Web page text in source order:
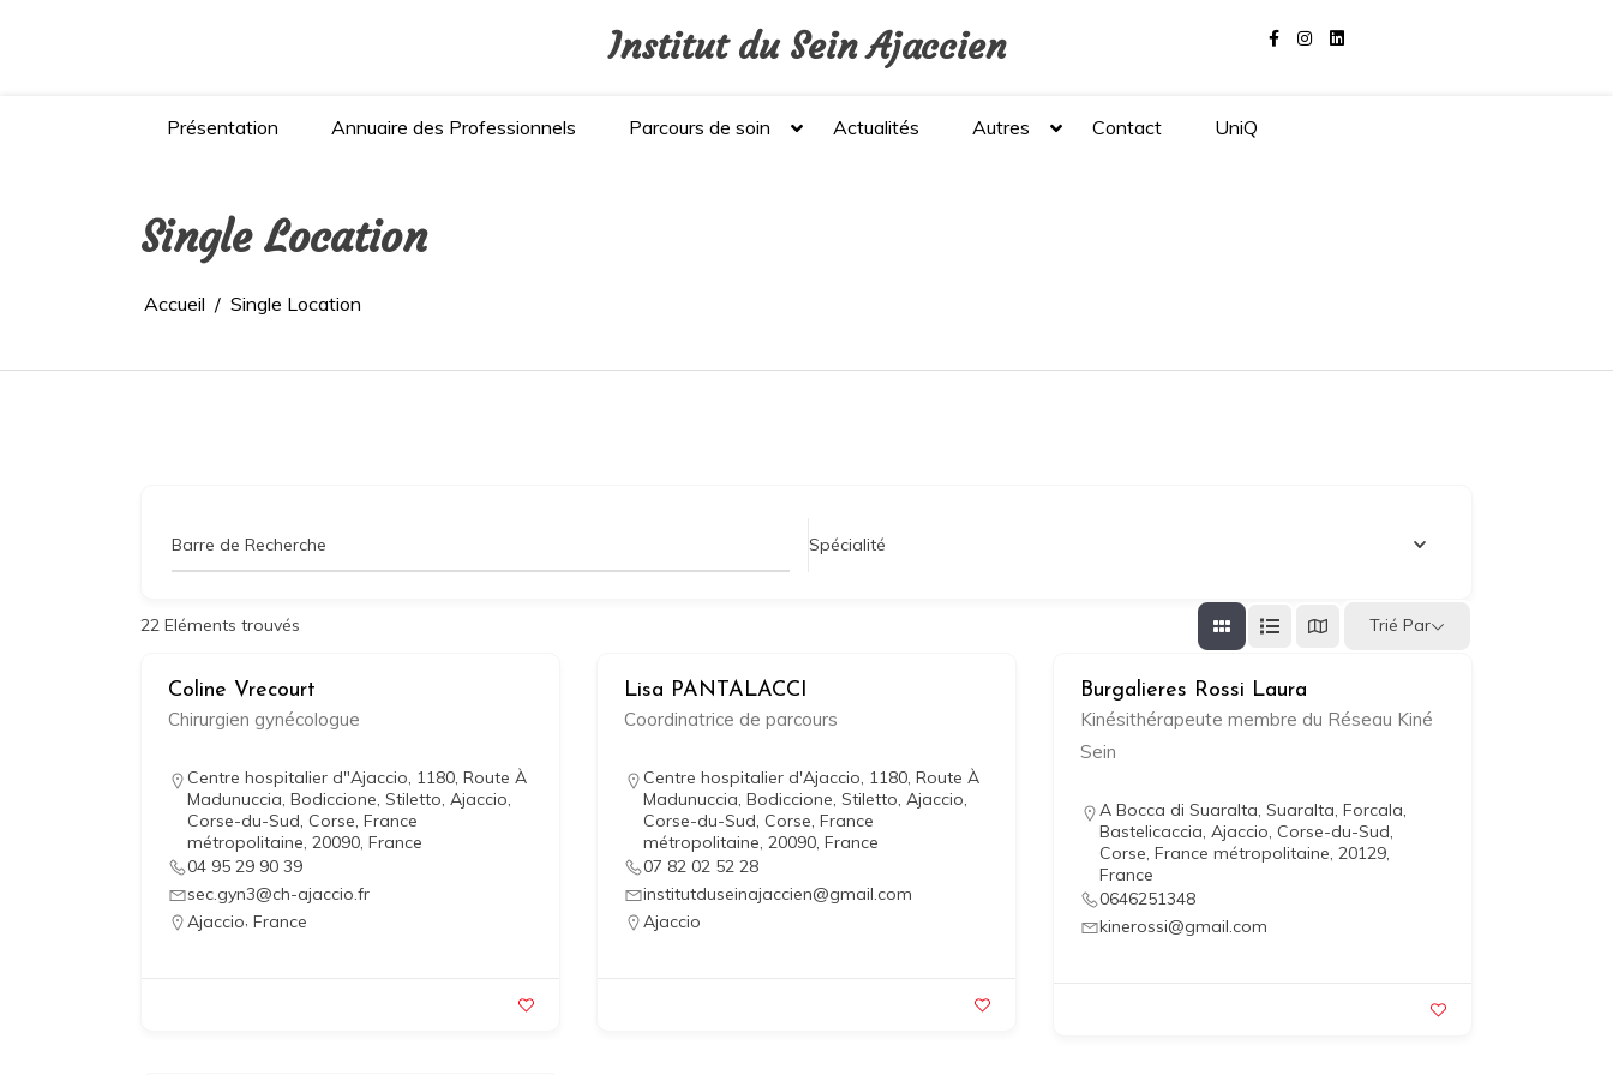
Institut du Sein Ajaccien
Présentation Annuaire des Professionnels Parcours de soin Actualités Autres Contact UniQ
Single Location
Accueil Single Location
Barre de Recherche Spécialité
22 Eléments trouvés Trié Par
Coline Vrecourt
Chirurgien gynécologue
Centre hospitalier d"Ajaccio, 1180, Route À
Madunuccia, Bodiccione, Stiletto, Ajaccio,
Corse-du-Sud, Corse, France
métropolitaine, 20090, France
04 95 29 90 39
sec.gyn3@ch-ajaccio.fr
Ajaccio, France
Lisa PANTALACCI
Coordinatrice de parcours
Centre hospitalier d'Ajaccio, 1180, Route À
Madunuccia, Bodiccione, Stiletto, Ajaccio,
Corse-du-Sud, Corse, France
métropolitaine, 20090, France
07 82 02 52 28
institutduseinajaccien@gmail.com
Ajaccio
Burgalieres Rossi Laura
Kinésithérapeute membre du Réseau Kiné
Sein
A Bocca di Suaralta, Suaralta, Forcala,
Bastelicaccia, Ajaccio, Corse-du-Sud,
Corse, France métropolitaine, 20129,
France
0646251348
kinerossi@gmail.com